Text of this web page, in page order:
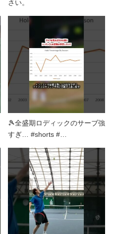
さい。
🎾全盛期ロディックのサーブ強
すぎ… #shorts #…